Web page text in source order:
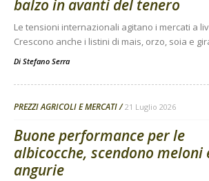
balzo in avanti del tenero
Le tensioni internazionali agitano i mercati a
Crescono anche i listini di mais, orzo, soia e
Di Stefano Serra
PREZZI AGRICOLI E MERCATI 21 Luglio 2026
Buone performance per le
albicocche, scendono meloni
angurie